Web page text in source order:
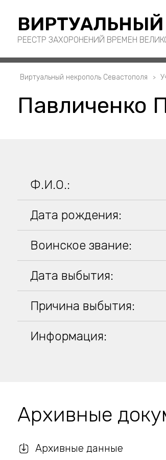
РЕЕСТР ЗАХОРОНЕНИЙ ВРЕМЕН
Виртуальный некрополь Севастополя
Павличенко
Ф.И.О.:
Дата рождения:
Воинское звание:
Дата выбытия:
Причина выбытия:
Информация:
Архивные
Архивные данные